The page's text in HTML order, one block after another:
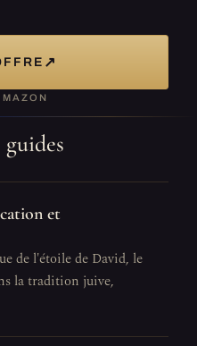
↗
et
de l'étoile de David, le
la tradition juive,